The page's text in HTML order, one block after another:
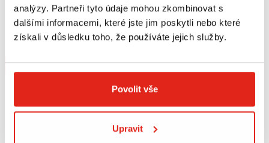
analýzy. Partneři tyto údaje mohou zkombinovat s
dalšími informacemi, které jste jim poskytli nebo které
získali v důsledku toho, že používáte jejich služby.
Povolit vše
Upravit
1 839 Kč s DPH
METZELER ROADTEC SCOOTER
PNEUMATIKA 130/70 - 13 M/C 63P
TL REINF R
Koupit
1 839 Kč s DPH
METZELER ROADTEC SCOOTER
PNEUMATIKA 100/90 - 14 M/C 57P
TL REINF R
Koupit